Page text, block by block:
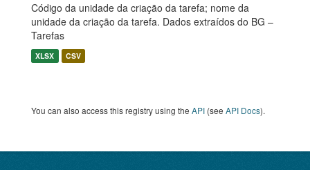
Código da unidade da criação da tarefa; nome da
unidade da criação da tarefa. Dados extraídos do BG –
Tarefas
XLSX CSV
You can also access this registry using the API (see API Docs).